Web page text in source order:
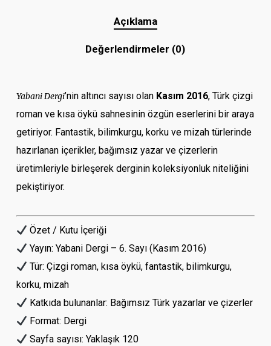
Açıklama
Değerlendirmeler (0)
Yabani Dergi’nin altıncı sayısı olan Kasım 2016, Türk çizgi
roman ve kısa öykü sahnesinin özgün eserlerini bir araya
getiriyor. Fantastik, bilimkurgu, korku ve mizah türlerinde
hazırlanan içerikler, bağımsız yazar ve çizerlerin
üretimleriyle birleşerek derginin koleksiyonluk niteliğini
pekiştiriyor.
Özet / Kutu İçeriği
Yayın: Yabani Dergi – 6. Sayı (Kasım 2016)
Tür: Çizgi roman, kısa öykü, fantastik, bilimkurgu,
korku, mizah
Katkıda bulunanlar: Bağımsız Türk yazarlar ve çizerler
Format: Dergi
Sayfa sayısı: Yaklaşık 120